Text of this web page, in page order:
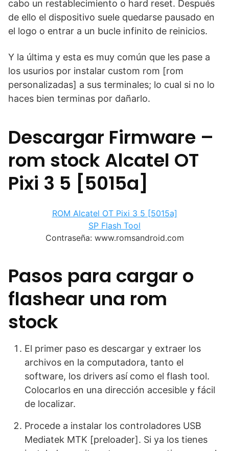
cabo un restablecimiento o hard reset. Después
de ello el dispositivo suele quedarse pausado en
el logo o entrar a un bucle infinito de reinicios.
Y la última y esta es muy común que les pase a
los usurios por instalar custom rom [rom
personalizadas] a sus terminales; lo cual si no lo
haces bien terminas por dañarlo.
Descargar Firmware –
rom stock Alcatel OT
Pixi 3 5 [5015a]
ROM Alcatel OT Pixi 3 5 [5015a]
SP Flash Tool
Contraseña: www.romsandroid.com
Pasos para cargar o
flashear una rom
stock
El primer paso es descargar y extraer los
archivos en la computadora, tanto el
software, los drivers así como el flash tool.
Colocarlos en una dirección accesible y fácil
de localizar.
Procede a instalar los controladores USB
Mediatek MTK [preloader]. Si ya los tienes